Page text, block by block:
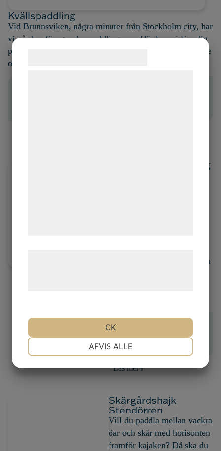
Kvällspaddling
Vid Brunnsviken, några minuter från Stockholm city, har
vi vår bas för utomhuspaddlingarna. Härkan vi läradig
paddla både dubbel- och singelkajak
, utifrån ditt intresse
och dina färdigheter.
Nationaldagspaddling
Hagaparken och bland annat
"Bra träning, trevligt
Läs mer
Skärgårdshajk
Stendörren
Vill du paddla mellan vackra
öar och skär med horisonten
framför kajaken? Då ska du
AFVIS ALLE
OK